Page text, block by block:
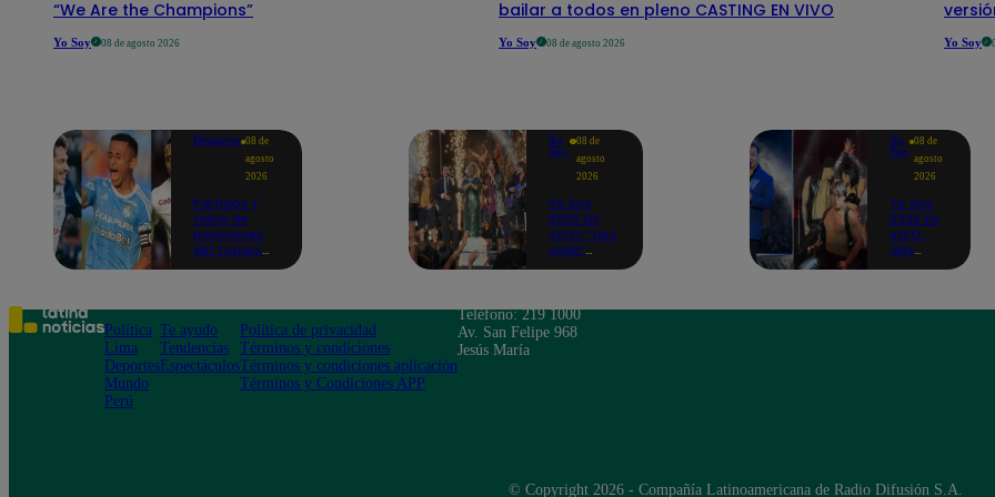
“We Are the Champions”
Yo Soy 08 de agosto 2026
bailar a todos en pleno CASTING EN VIVO
Yo Soy 08 de agosto 2026 Yo Soy
Deportes 08 de
agosto
2026
Partidos y
tabla de
posiciones
del Torneo
en la fecha 4
Yo
Soy
08 de
agosto
2026
Yo Soy
2026 EN
VIVO: “Hey
Jude”
José
Feliciano,
Eddie
Yo
Soy
08 de
agosto
2026
Yo Soy
2026 EN
VIVO:
Jely
Bravo
Política
Lima
Deportes
Mundo
Perú
Te ayudo
Tendencias
Espectáculos
Política de privacidad
Términos y condiciones
Términos y condiciones aplicación
Términos y Condiciones APP
Teléfono: 219 1000
Av. San Felipe 968
Jesús María
© Copyright 2026 - Compañía Latinoamericana de Radio Difusión S.A.